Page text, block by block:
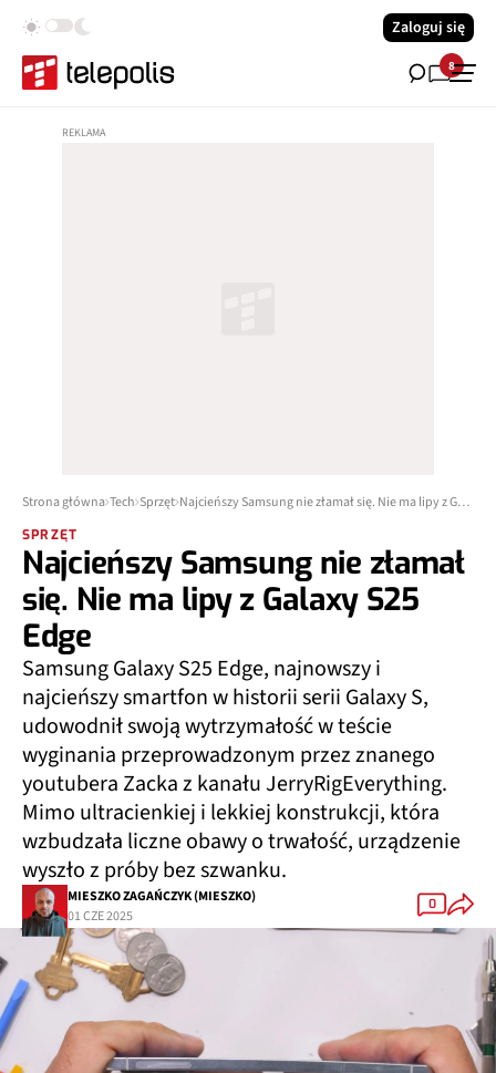
Zaloguj się
8
Strona główna Tech Sprzęt Najcieńszy Samsung nie złamał się. Nie ma lipy z Galaxy S25 Edge
SPRZĘT
Najcieńszy Samsung nie złamał
się. Nie ma lipy z Galaxy S25
Edge
Samsung Galaxy S25 Edge, najnowszy i
najcieńszy smartfon w historii serii Galaxy S,
udowodnił swoją wytrzymałość w teście
wyginania przeprowadzonym przez znanego
youtubera Zacka z kanału JerryRigEverything.
Mimo ultracienkiej i lekkiej konstrukcji, która
wzbudzała liczne obawy o trwałość, urządzenie
wyszło z próby bez szwanku.
MIESZKO ZAGAŃCZYK (MIESZKO)
01 CZE 2025
0